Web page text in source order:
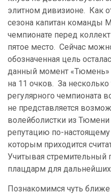
элитном дивизионе. Как
сезона капитан команды
чемпионате перед
пятое место. Сейчас
обозначенная цель
данный момент «Тюмень»
на 11 очков. За
регулярного чемпионата
не представляется
волейболистки из
репутацию по-настоящему
которым приходится
Учитывая стремительный
плацдарм для
Познакомимся чуть